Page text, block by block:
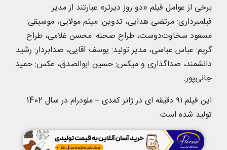
برخی از عوامل فیلم «دو روز دیرتر» عبارتند از مدیر
فیلمبرداری: مرتضی هدایی، تدوین: میثم مولایی، موسیقی:
مسعود سخاوت‌دوست، طراح صحنه: محسن غلامی، طراح
گریم: عباس عباسی، مدیر تولید: یوسف آقایی، صدابردار: رشید
دانشمند، صداگذاری و میکس: حسین ابوالصدق، عکس: حمید
جانی‌پور.
این فیلم ۹۱ دقیقه ای در ژانر کمدی – ملودرام در سال 1402
تولید شده است.